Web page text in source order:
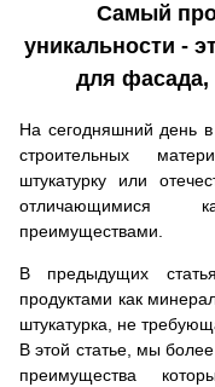
Самый
уникальности -
для фасада,
На сегодняшний день в
строительных
штукатурку или
отличающимися
преимуществами.
В предыдущих
продуктами как
штукатурка, не
В этой статье, мы
преимущества